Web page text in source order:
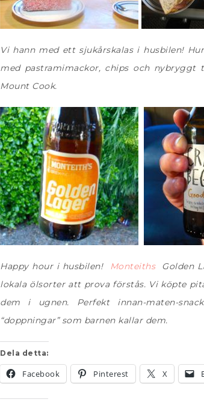
Vi hann med ett sjukårskalas i husbilen!
med pastramimackor, chips och
Mount Cook.
Happy hour i husbilen! MonteithsGolden
lokala ölsorter att prova förstås. Vi köpte
dem i ugnen. Perfekt innan-maten-
“doppningar” som barnen kallar dem.
Dela detta:
Facebook Pinterest X